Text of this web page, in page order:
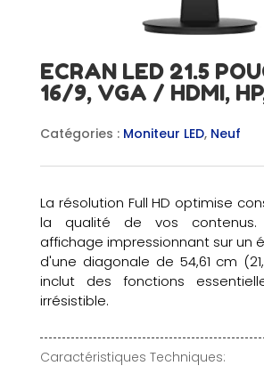
ECRAN LED 21.5
16/9, VGA / HDMI,
Catégories : Moniteur LED, Neuf
La résolution Full HD optimise
la qualité de vos contenus.
affichage impressionnant sur un
d'une diagonale de 54,61 cm
inclut des fonctions
irrésistible.
Caractéristiques Techniques: